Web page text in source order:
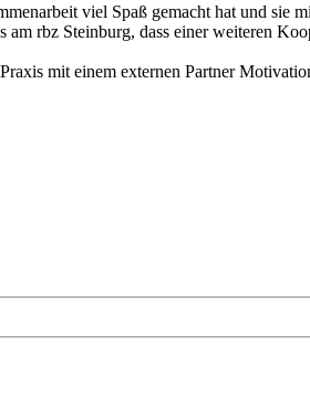
viel Spaß gemacht hat und
rbz Steinburg, dass einer weiteren
mit einem externen Partner